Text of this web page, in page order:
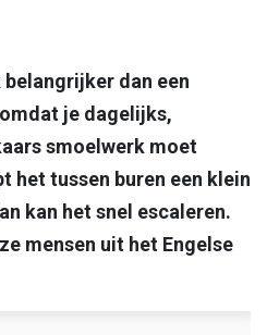
Mail
via link
belangrijker dan een
je dagelijks,
smoelwerk moet
het tussen buren een klein
kan het snel escaleren.
mensen uit het Engelse